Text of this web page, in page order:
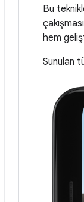
Bu
hem
Sunulan